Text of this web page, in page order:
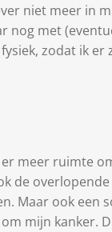
niet meer in
nog met
zodat ik er
meer ruimte
de
Maar ook een
mijn kanker.